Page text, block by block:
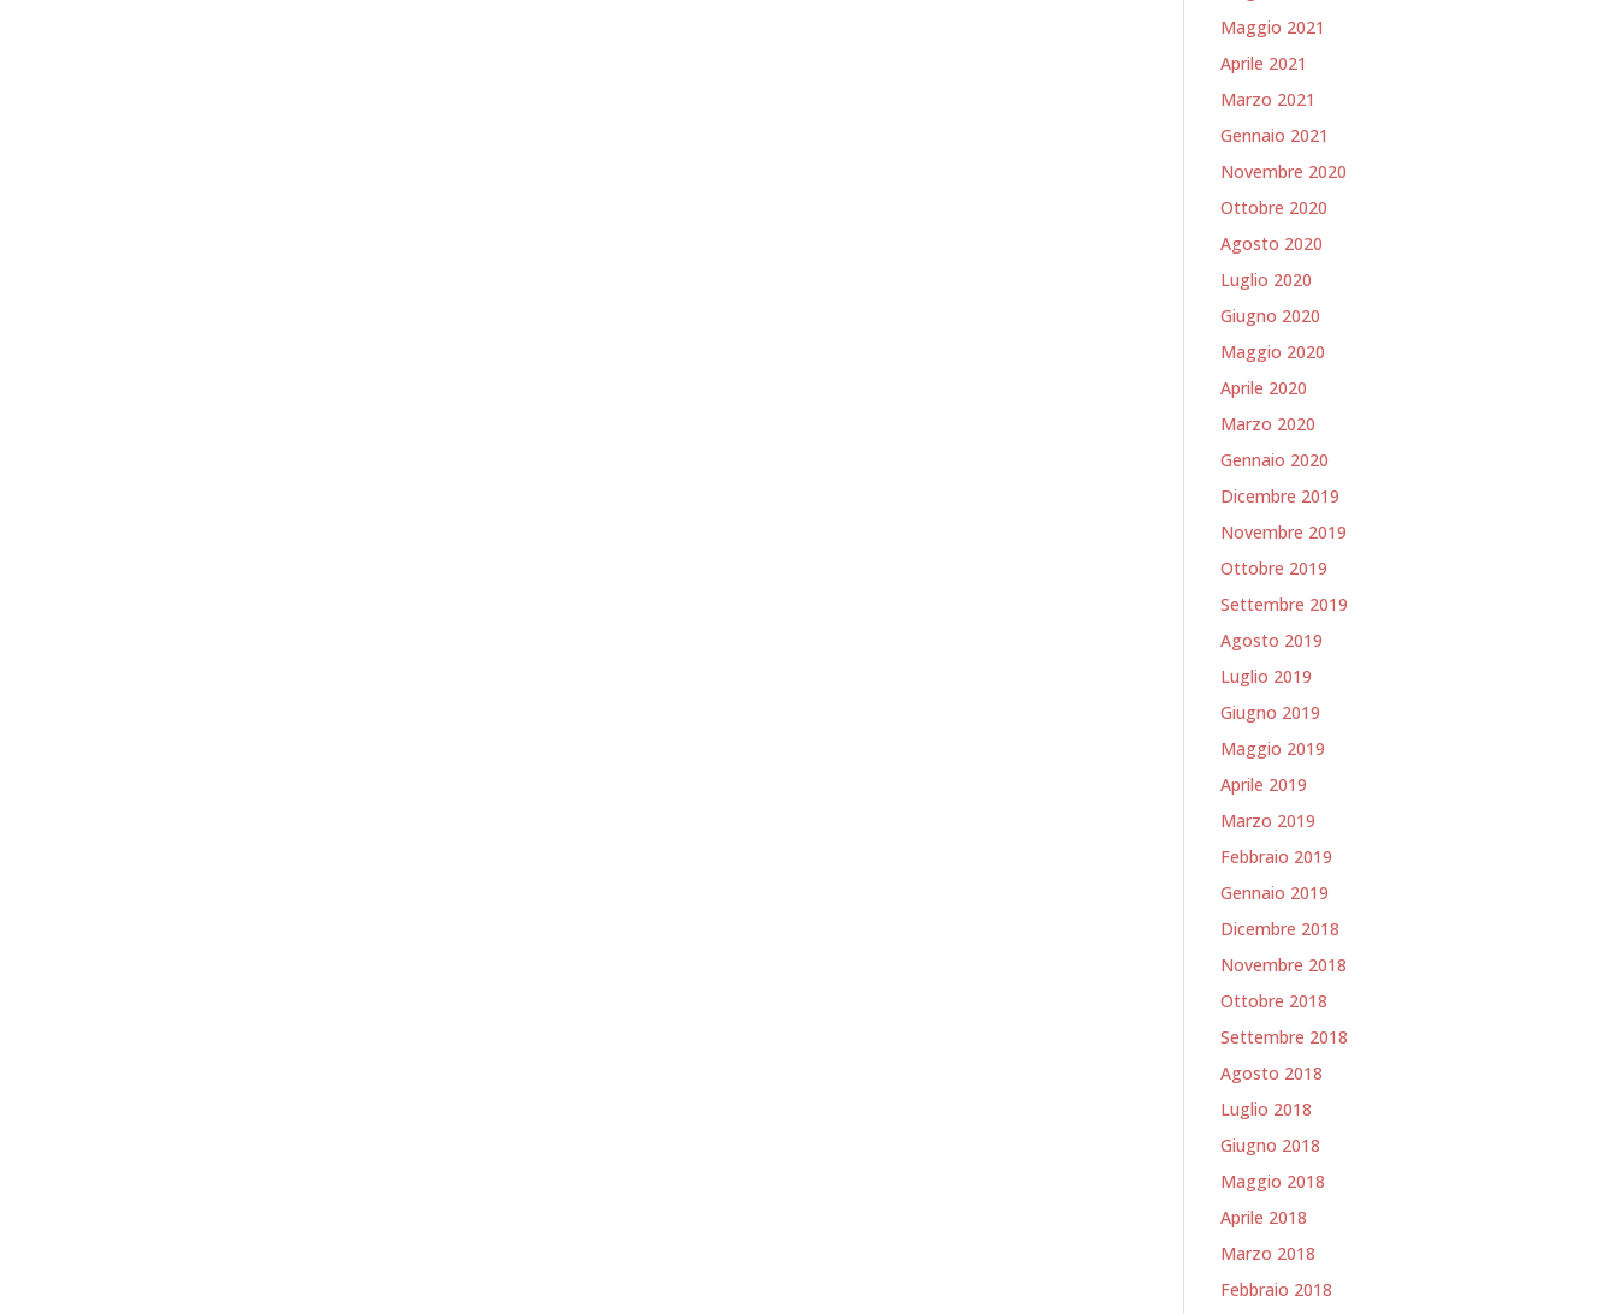
Maggio 2021
Aprile 2021
Marzo 2021
Gennaio 2021
Novembre 2020
Ottobre 2020
Agosto 2020
Luglio 2020
Giugno 2020
Maggio 2020
Aprile 2020
Marzo 2020
Gennaio 2020
Dicembre 2019
Novembre 2019
Ottobre 2019
Settembre 2019
Agosto 2019
Luglio 2019
Giugno 2019
Maggio 2019
Aprile 2019
Marzo 2019
Febbraio 2019
Gennaio 2019
Dicembre 2018
Novembre 2018
Ottobre 2018
Settembre 2018
Agosto 2018
Luglio 2018
Giugno 2018
Maggio 2018
Aprile 2018
Marzo 2018
Febbraio 2018